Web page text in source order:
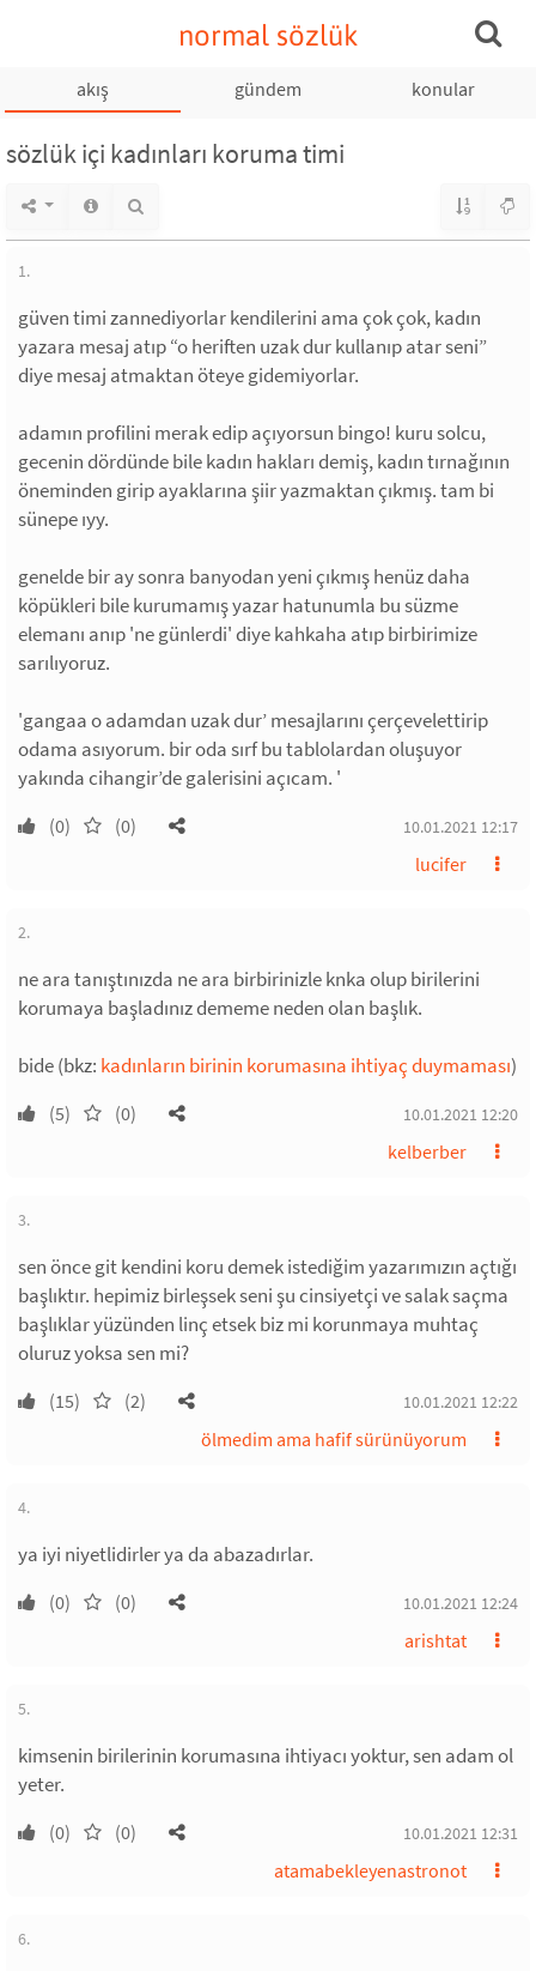
normal sözlük
akış gündem konular
sözlük içi kadınları koruma timi
1.
güven timi zannediyorlar kendilerini ama çok çok, kadın
yazara mesaj atıp “o heriften uzak dur kullanıp atar seni”
diye mesaj atmaktan öteye gidemiyorlar.
adamın profilini merak edip açıyorsun bingo! kuru solcu,
gecenin dördünde bile kadın hakları demiş, kadın tırnağının
öneminden girip ayaklarına şiir yazmaktan çıkmış. tam bi
sünepe ıyy.
genelde bir ay sonra banyodan yeni çıkmış henüz daha
köpükleri bile kurumamış yazar hatunumla bu süzme
elemanı anıp 'ne günlerdi' diye kahkaha atıp birbirimize
sarılıyoruz.
'gangaa o adamdan uzak dur’ mesajlarını çerçevelettirip
odama asıyorum. bir oda sırf bu tablolardan oluşuyor
yakında cihangir’de galerisini açıcam. '
(0) (0) 10.01.2021 12:17
lucifer
2.
ne ara tanıştınızda ne ara birbirinizle knka olup birilerini
korumaya başladınız dememe neden olan başlık.
bide (bkz: kadınların birinin korumasına ihtiyaç duymaması)
(5) (0) 10.01.2021 12:20
kelberber
3.
sen önce git kendini koru demek istediğim yazarımızın açtığı
başlıktır. hepimiz birleşsek seni şu cinsiyetçi ve salak saçma
başlıklar yüzünden linç etsek biz mi korunmaya muhtaç
oluruz yoksa sen mi?
(15) (2) 10.01.2021 12:22
ölmedim ama hafif sürünüyorum
4.
ya iyi niyetlidirler ya da abazadırlar.
(0) (0) 10.01.2021 12:24
arishtat
5.
kimsenin birilerinin korumasına ihtiyacı yoktur, sen adam ol
yeter.
(0) (0) 10.01.2021 12:31
atamabekleyenastronot
6.